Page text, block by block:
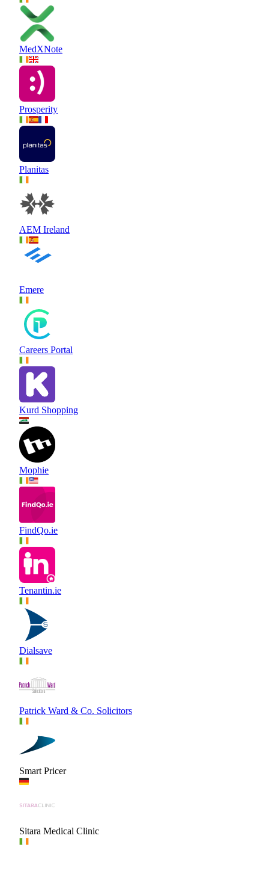
MedXNote
Prosperity
Planitas
AEM Ireland
Emere
Careers Portal
Kurd Shopping
Mophie
FindQo.ie
Tenantin.ie
Dialsave
Patrick Ward & Co. Solicitors
Smart Pricer
Sitara Medical Clinic